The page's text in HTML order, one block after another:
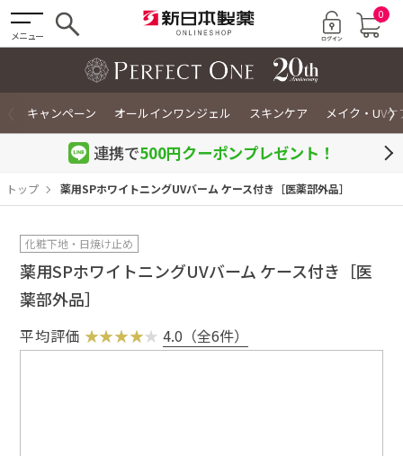
メニュー
0
キャンペーン オールインワンジェル スキンケア メイク・UVケ
〉
連携で500円クーポンプレゼント！
トップ 薬用SPホワイトニングUVバーム ケース付き［医薬部外品］
化粧下地・日焼け止め
薬用SPホワイトニングUVバーム ケース付き［医
薬部外品］
平均評価 4.0（全6件）